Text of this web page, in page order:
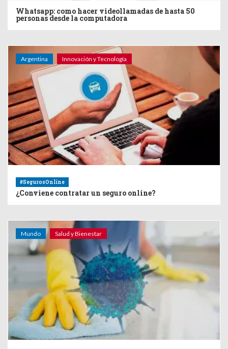
Whatsapp: como hacer videollamadas de hasta 50
personas desde la computadora
Argentina Innovación y Tecnología
#SegurosOnline
¿Conviene contratar un seguro online?
Mundo Salud y Bienestar